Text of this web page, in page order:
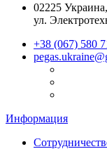
02225
ул.
+38 (067) 580
Информация